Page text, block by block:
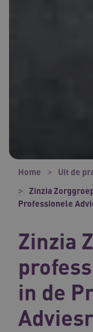
Home
Uit de
Zinzia
Professionele
Zinzia
in de